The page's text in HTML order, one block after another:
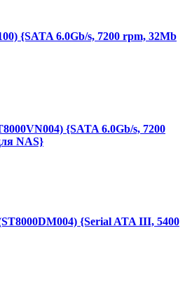
{SATA 6.0Gb/s, 7200 rpm, 32Mb
{SATA 6.0Gb/s, 7200
NAS}
{Serial ATA III, 5400